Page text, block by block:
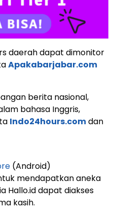
daerah dapat dimonitor
Apakabarjabar.com
berita nasional,
bahasa Inggris,
Indo24hours.comdan
(Android)
mendapatkan aneka
Hallo.id dapat diakses
kasih.